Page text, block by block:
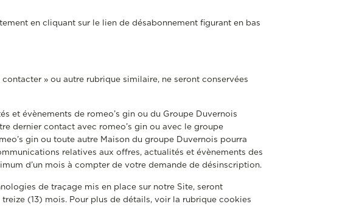
en cliquant sur le lien de désabonnement figurant en bas
» ou autre rubrique similaire, ne seront conservées
et évènements de romeo’s gin ou du Groupe Duvernois
dernier contact avec romeo’s gin ou avec le groupe
gin ou toute autre Maison du groupe Duvernois pourra
relatives aux offres, actualités et évènements des
d’un mois à compter de votre demande de désinscription.
de traçage mis en place sur notre Site, seront
(13) mois. Pour plus de détails, voir la rubrique cookies